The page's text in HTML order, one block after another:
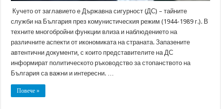
Кучето от заглавието е Държавна сигурност (ДС) – тайните
служби на България през комунистическия режим (1944-1989 г.). В
техните многобройни функции влиза и наблюдението на
различните аспекти от икономиката на страната. Запазените
автентични документи, с които представителите на ДС
информират политическото ръководство за стопанството на
България са важни и интересни. …
Повече »